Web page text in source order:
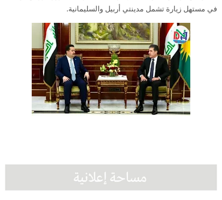
في مستهل زيارة تشمل مدينتي أربيل والسليمانية.